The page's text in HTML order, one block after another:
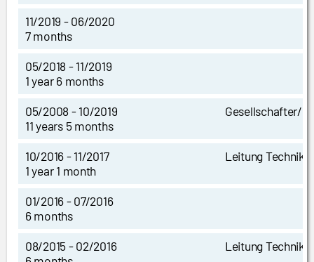
11/2019 - 06/2020
7 months
05/2018 - 11/2019
1 year 6 months
05/2008 - 10/2019
11 years 5 months
Gesellschafter/
10/2016 - 11/2017
1 year 1 month
Leitung Technik
01/2016 - 07/2016
6 months
08/2015 - 02/2016
Leitung Technik